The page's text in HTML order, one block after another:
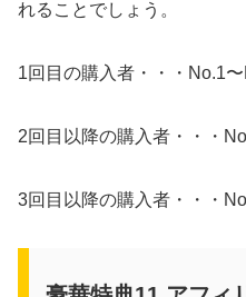
れることでしょう。
1回目の購入者・・・No.1
2回目以降の購入者・・・
3回目以降の購入者・・・